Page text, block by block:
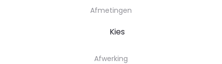
Afmetingen
Afwerking